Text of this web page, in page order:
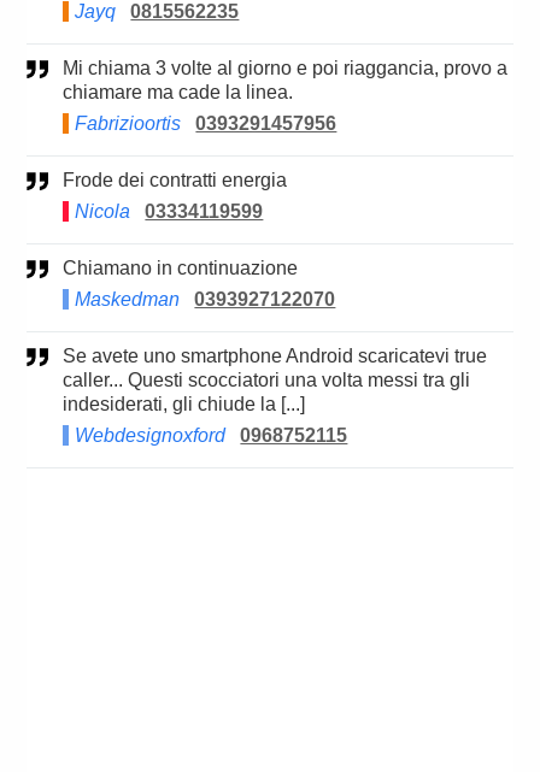
Jayq
0815562235
Mi chiama 3 volte al giorno e poi riaggancia, provo a
chiamare ma cade la linea.
Fabrizioortis
0393291457956
Frode dei contratti energia
Nicola
03334119599
Chiamano in continuazione
Maskedman
0393927122070
Se avete uno smartphone Android scaricatevi true
caller... Questi scocciatori una volta messi tra gli
indesiderati, gli chiude la [...]
Webdesignoxford
0968752115